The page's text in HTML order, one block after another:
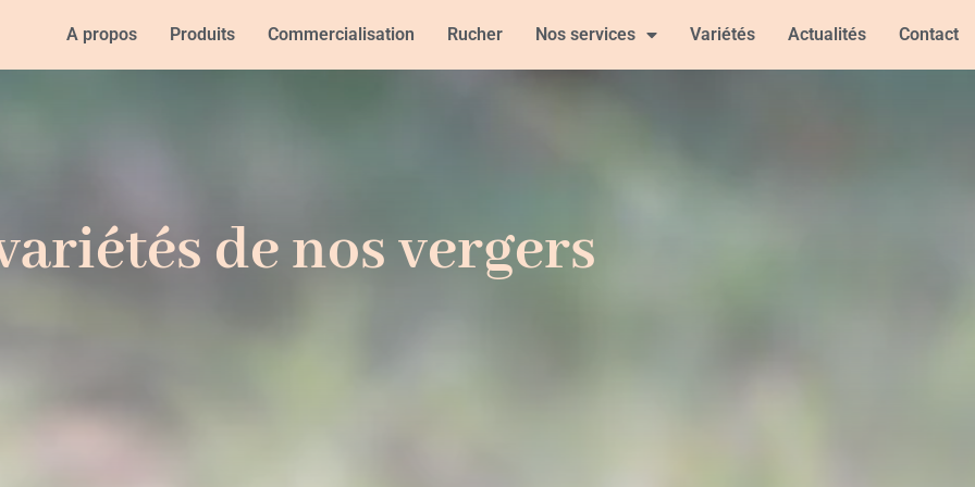
A propos Produits Commercialisation Rucher Nos services Variétés Actualités Contact
de nos vergers